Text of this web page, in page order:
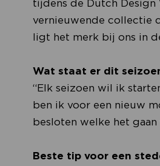
tijdens de Dutch Design
vernieuwende collectie
ligt het merk bij ons in
Wat staat er dit
“Elk seizoen wil ik
ben ik voor een nieuw
besloten welke het gaan
Beste tip voor een